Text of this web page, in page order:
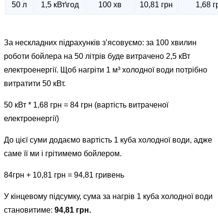
50 л 1,5 кВт\год 100 хв 10,81 грн 1,68
За нескладних підрахунків з’ясовуємо: за 100 хвилин
роботи бойлера на 50 літрів буде витрачено 2,5 кВт
електроенергії. Щоб нагріти 1 м³ холодної води потрібно
витратити 50 кВт.
50 кВт * 1,68 грн = 84 грн (вартість витраченої
електроенергії)
До цієї суми додаємо вартість 1 куба холодної води, адже
саме її ми і грітимемо бойлером.
84грн + 10,81 грн = 94,81 гривень
У кінцевому підсумку, сума за нагрів 1 куба холодної води
становитиме: 94,81 грн.